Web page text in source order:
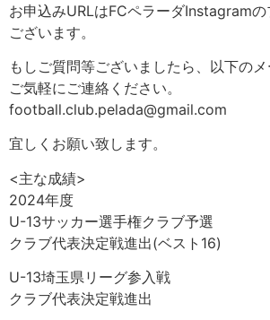
お申込みURLはFCペラーダInstagram
ございます。
もしご質問等ございましたら、以下の
ご気軽にご連絡ください。
football.club.pelada@gmail.com
宜しくお願い致します。
<主な成績>
2024年度
U-13サッカー選手権クラブ予選
クラブ代表決定戦進出(ベスト16)
U-13埼玉県リーグ参入戦
クラブ代表決定戦進出